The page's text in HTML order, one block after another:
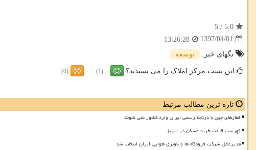
5.0
/
5
1397/04/01
13:26:28
تگهای خبر:
توسعه
این پست مرکز املاک را می پسندید؟ (1)
(0)
تازه ترین مطالب مرتبط
قطارهای چین با بارنامه رسمی ایران وارد کشور نمی شوند
فهرست قیمت خرید مسکن در تبریز
مدیرعامل شرکت فرودگاه ها و ناوبری هوایی ایران انتخاب شد